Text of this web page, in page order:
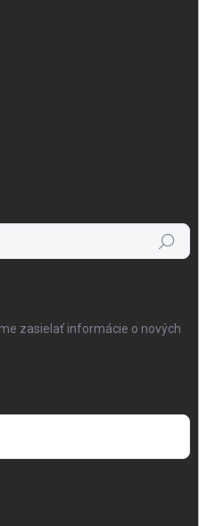
Hľadať
zasielať informácie o nových